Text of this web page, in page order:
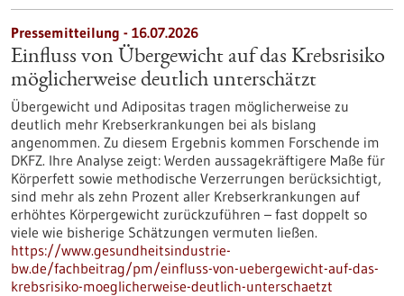
Pressemitteilung - 16.07.2026
Einfluss von Übergewicht auf das Krebsrisiko
möglicherweise deutlich unterschätzt
Übergewicht und Adipositas tragen möglicherweise zu
deutlich mehr Krebserkrankungen bei als bislang
angenommen. Zu diesem Ergebnis kommen Forschende im
DKFZ. Ihre Analyse zeigt: Werden aussagekräftigere Maße für
Körperfett sowie methodische Verzerrungen berücksichtigt,
sind mehr als zehn Prozent aller Krebserkrankungen auf
erhöhtes Körpergewicht zurückzuführen – fast doppelt so
viele wie bisherige Schätzungen vermuten ließen.
https://www.gesundheitsindustrie-
bw.de/fachbeitrag/pm/einfluss-von-uebergewicht-auf-das-
krebsrisiko-moeglicherweise-deutlich-unterschaetzt